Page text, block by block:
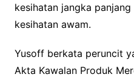
kesihatan jangka
kesihatan awam.
Yusoff berkata peruncit
Akta Kawalan Produk